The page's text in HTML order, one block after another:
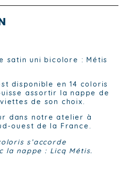
satin uni bicolore : Métis
disponible en 14 coloris
assortir la nappe de
de son choix.
dans notre atelier à
ouest de la France.
s’accorde
la nappe : Licq Métis.